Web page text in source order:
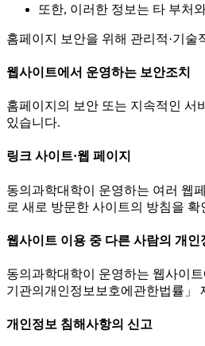
또한, 이러한 정보는 타 부처
홈페이지 보안을 위해 관리적·기
웹사이트에서 운영하는 보안조치
홈페이지의 보안 또는 지속적인 서
있습니다.
링크 사이트·웹 페이지
동의과학대학이 운영하는 여러 웹
로 새로 방문한 사이트의 방침을
웹사이트 이용 중 다른 사람의 개인
동의과학대학이 운영하는 웹사이
기관의개인정보보호에관한법률」
개인정보 침해사항의 신고